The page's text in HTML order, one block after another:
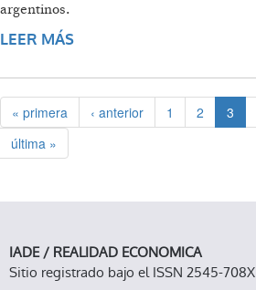
argentinos.
LEER MÁS
« primera ‹ anterior 1 2 3
última »
IADE / REALIDAD ECONOMICA
Sitio registrado bajo el ISSN 2545-708X